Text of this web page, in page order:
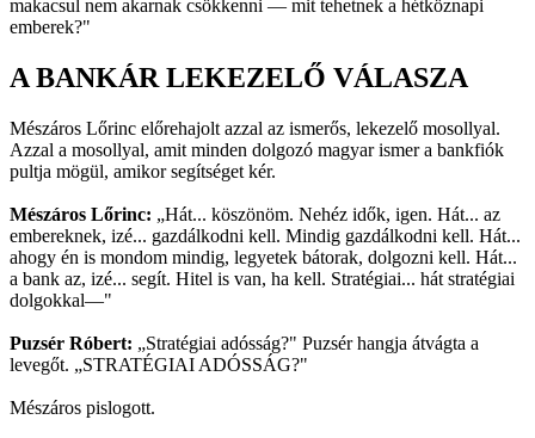
makacsul nem akarnak csökkenni — mit tehetnek a hétköznapi
emberek?"
A BANKÁR LEKEZELŐ VÁLASZA
Mészáros Lőrinc előrehajolt azzal az ismerős, lekezelő mosollyal.
Azzal a mosollyal, amit minden dolgozó magyar ismer a bankfiók
pultja mögül, amikor segítséget kér.
Mészáros Lőrinc: „Hát... köszönöm. Nehéz idők, igen. Hát... az
embereknek, izé... gazdálkodni kell. Mindig gazdálkodni kell. Hát...
ahogy én is mondom mindig, legyetek bátorak, dolgozni kell. Hát...
a bank az, izé... segít. Hitel is van, ha kell. Stratégiai... hát stratégiai
dolgokkal—"
Puzsér Róbert: „Stratégiai adósság?" Puzsér hangja átvágta a
levegőt. „STRATÉGIAI ADÓSSÁG?"
Mészáros pislogott.